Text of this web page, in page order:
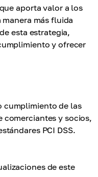
aporta valor a los
más fluida
esta estrategia,
y ofrecer
cumplimiento de las
comerciantes y socios,
PCI DSS.
de este